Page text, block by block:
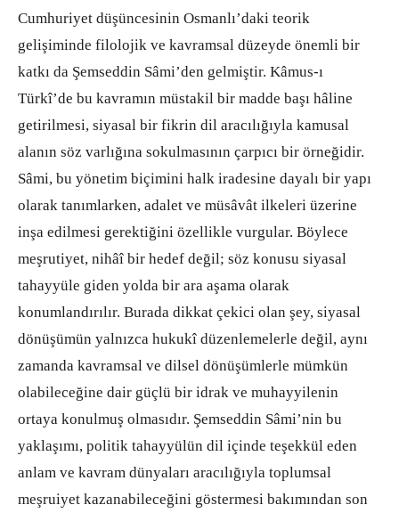
Cumhuriyet düşüncesinin Osmanlı’daki teorik
gelişiminde filolojik ve kavramsal düzeyde önemli bir
katkı da Şemseddin Sâmi’den gelmiştir. Kâmus-ı
Türkî’de bu kavramın müstakil bir madde başı hâline
getirilmesi, siyasal bir fikrin dil aracılığıyla kamusal
alanın söz varlığına sokulmasının çarpıcı bir örneğidir.
Sâmi, bu yönetim biçimini halk iradesine dayalı bir yapı
olarak tanımlarken, adalet ve müsâvât ilkeleri üzerine
inşa edilmesi gerektiğini özellikle vurgular. Böylece
meşrutiyet, nihâî bir hedef değil; söz konusu siyasal
tahayyüle giden yolda bir ara aşama olarak
konumlandırılır. Burada dikkat çekici olan şey, siyasal
dönüşümün yalnızca hukukî düzenlemelerle değil, aynı
zamanda kavramsal ve dilsel dönüşümlerle mümkün
olabileceğine dair güçlü bir idrak ve muhayyilenin
ortaya konulmuş olmasıdır. Şemseddin Sâmi’nin bu
yaklaşımı, politik tahayyülün dil içinde teşekkül eden
anlam ve kavram dünyaları aracılığıyla toplumsal
meşruiyet kazanabileceğini göstermesi bakımından son